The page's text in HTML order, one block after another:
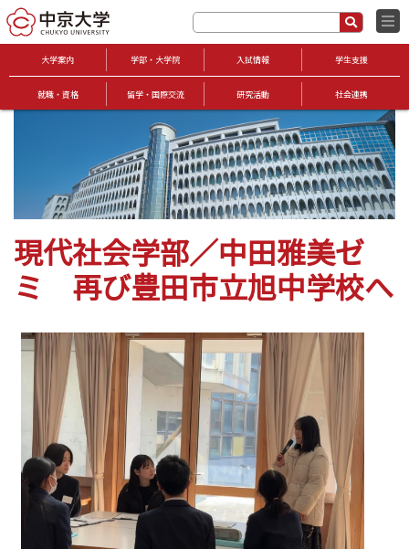
大学案内 学部・大学院 入試情報 学生支援
就職・資格 留学・国際交流 研究活動 社会連携
現代社会学部／中田雅美ゼ
ミ 再び豊田市立旭中学校へ